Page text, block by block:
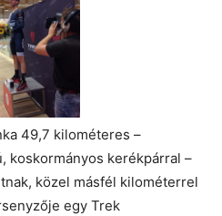
49,7 kilométeres –
koskormányos kerékpárral –
közel másfél kilométerrel
egy Trek